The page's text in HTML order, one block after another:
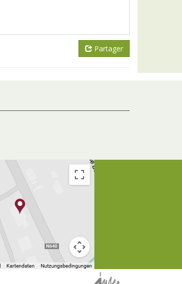
Partager